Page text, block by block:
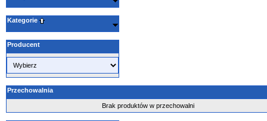
Kategorie
Producent
Przechowalnia
Brak produktów w przechowalni